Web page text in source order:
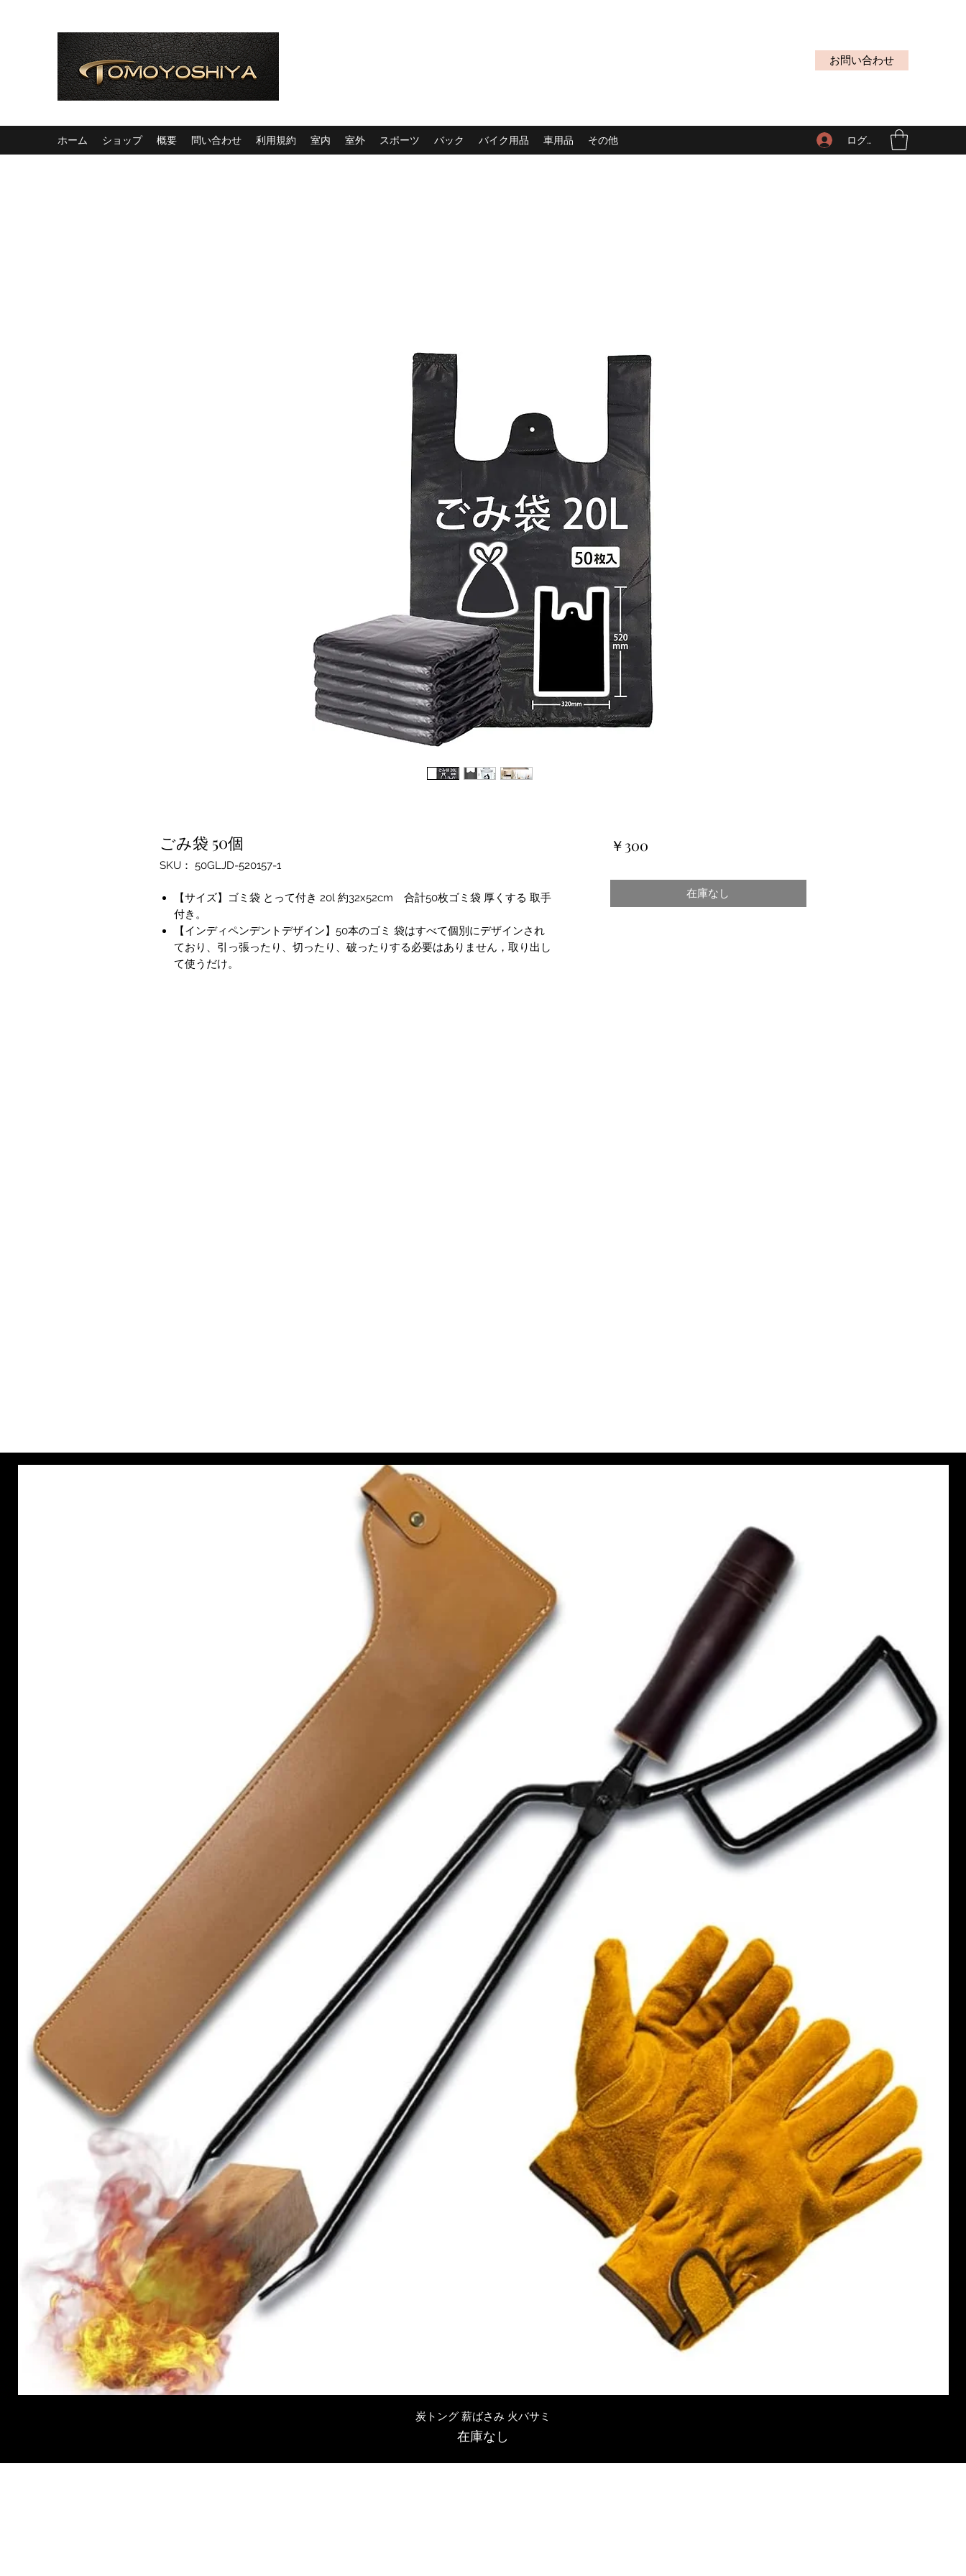
お問い合わせ
ホーム ショップ 概要 問い合わせ 利用規約 室内 室外 スポーツ バック バイク用品 車用品 その他 ログイン
ごみ袋 50個
SKU： 50GLJD-520157-1
【サイズ】ゴミ袋 とって付き 20l 約32x52cm 合計50枚ゴミ袋 厚くする 取手
付き。
【インディペンデントデザイン】50本のゴミ 袋はすべて個別にデザインされ
ており、引っ張ったり、切ったり、破ったりする必要はありません，取り出し
て使うだけ。
￥300価
在庫なし
クイックビュー
炭トング 薪ばさみ 火バサミ
在庫なし